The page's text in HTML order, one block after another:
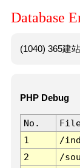
Database
(1040) 365建
PHP Debug
No.
1
/
2
/